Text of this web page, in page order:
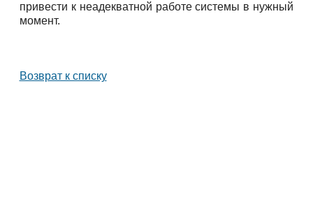
привести к неадекватной работе системы в нужный
момент.
Возврат к списку